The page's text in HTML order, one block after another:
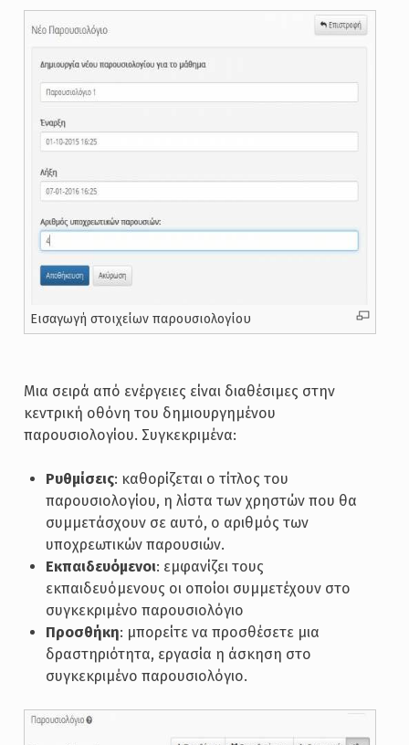
Εισαγωγή στοιχείων παρουσιολογίου
Μια σειρά από ενέργειες είναι διαθέσιμες στην
κεντρική οθόνη του δημιουργημένου
παρουσιολογίου. Συγκεκριμένα:
Ρυθμίσεις: καθορίζεται ο τίτλος του
παρουσιολογίου, η λίστα των χρηστών που θα
συμμετάσχουν σε αυτό, ο αριθμός των
υποχρεωτικών παρουσιών.
Εκπαιδευόμενοι: εμφανίζει τους
εκπαιδευόμενους οι οποίοι συμμετέχουν στο
συγκεκριμένο παρουσιολόγιο
Προσθήκη: μπορείτε να προσθέσετε μια
δραστηριότητα, εργασία η άσκηση στο
συγκεκριμένο παρουσιολόγιο.